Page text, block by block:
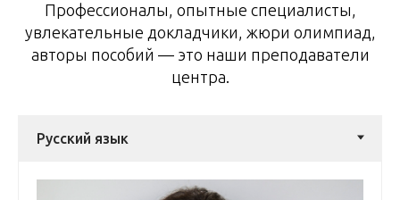
Профессионалы, опытные специалисты,
увлекательные докладчики, жюри олимпиад,
авторы пособий — это наши преподаватели
центра.